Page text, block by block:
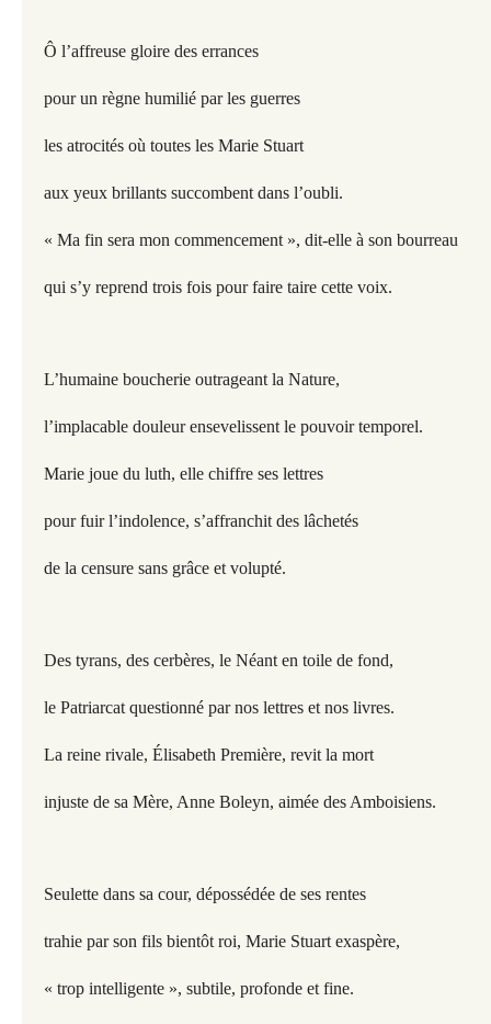
Ô l’affreuse gloire des errances
pour un règne humilié par les guerres
les atrocités où toutes les Marie Stuart
aux yeux brillants succombent dans l’oubli.
« Ma fin sera mon commencement », dit-elle à son bourreau
qui s’y reprend trois fois pour faire taire cette voix.
L’humaine boucherie outrageant la Nature,
l’implacable douleur ensevelissent le pouvoir temporel.
Marie joue du luth, elle chiffre ses lettres
pour fuir l’indolence, s’affranchit des lâchetés
de la censure sans grâce et volupté.
Des tyrans, des cerbères, le Néant en toile de fond,
le Patriarcat questionné par nos lettres et nos livres.
La reine rivale, Élisabeth Première, revit la mort
injuste de sa Mère, Anne Boleyn, aimée des Amboisiens.
Seulette dans sa cour, dépossédée de ses rentes
trahie par son fils bientôt roi, Marie Stuart exaspère,
« trop intelligente », subtile, profonde et fine.